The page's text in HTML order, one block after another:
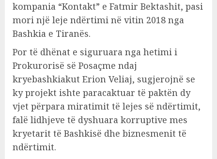
kompania “Kontakt” e Fatmir Bektashit, pasi
mori një leje ndërtimi në vitin 2018 nga
Bashkia e Tiranës.
Por të dhënat e siguruara nga hetimi i
Prokurorisë së Posaçme ndaj
kryebashkiakut Erion Veliaj, sugjerojnë se
ky projekt ishte paracaktuar të paktën dy
vjet përpara miratimit të lejes së ndërtimit,
falë lidhjeve të dyshuara korruptive mes
kryetarit të Bashkisë dhe biznesmenit të
ndërtimit.